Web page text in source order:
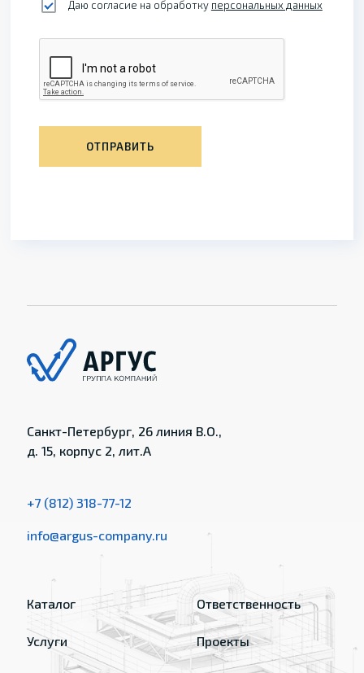
Даю согласие на обработку персональных данных
ОТПРАВИТЬ
Санкт-Петербург, 26 линия В.О.,
д. 15, корпус 2, лит.А
+7 (812) 318-77-12
info@argus-company.ru
Каталог
Услуги
Ответственность
Проекты